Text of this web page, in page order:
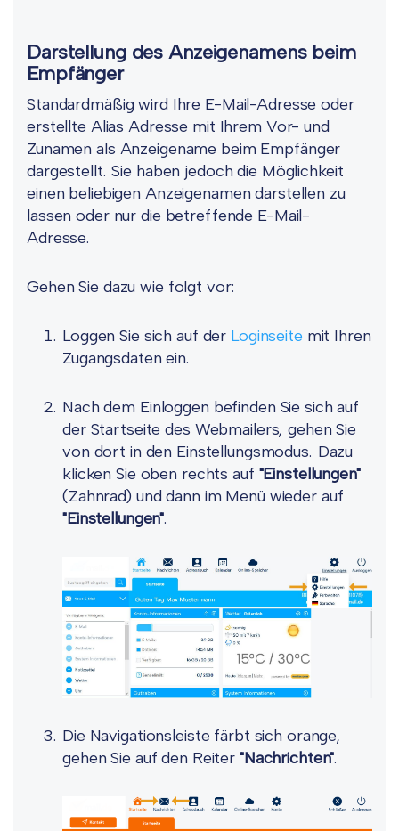
Darstellung des Anzeigenamens beim
Empfänger
Standardmäßig wird Ihre E-Mail-Adresse oder
erstellte Alias Adresse mit Ihrem Vor- und
Zunamen als Anzeigename beim Empfänger
dargestellt. Sie haben jedoch die Möglichkeit
einen beliebigen Anzeigenamen darstellen zu
lassen oder nur die betreffende E-Mail-
Adresse.
Gehen Sie dazu wie folgt vor:
Loggen Sie sich auf der Loginseite mit Ihren
Zugangsdaten ein.
Nach dem Einloggen befinden Sie sich auf
der Startseite des Webmailers, gehen Sie
von dort in den Einstellungsmodus. Dazu
klicken Sie oben rechts auf "Einstellungen"
(Zahnrad) und dann im Menü wieder auf
"Einstellungen".
Die Navigationsleiste färbt sich orange,
gehen Sie auf den Reiter "Nachrichten".